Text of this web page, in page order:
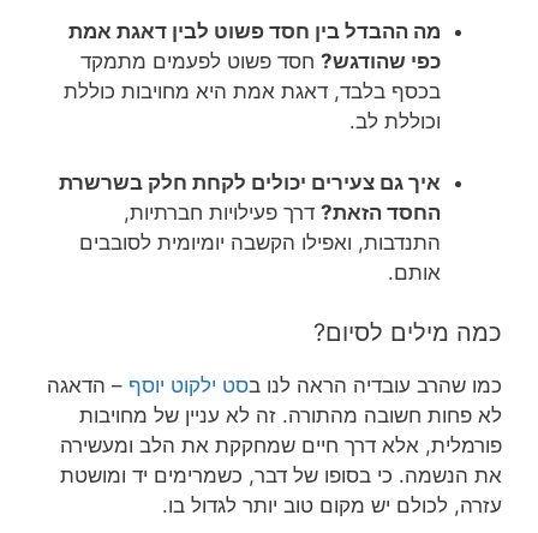
מה ההבדל בין חסד פשוט לבין דאגת אמת
כפי שהודגש? חסד פשוט לפעמים מתמקד
בכסף בלבד, דאגת אמת היא מחויבות כוללת
וכוללת לב.
איך גם צעירים יכולים לקחת חלק בשרשרת
החסד הזאת? דרך פעילויות חברתיות,
התנדבות, ואפילו הקשבה יומיומית לסובבים
אותם.
כמה מילים לסיום?
כמו שהרב עובדיה הראה לנו בסט ילקוט יוסף – הדאגה
לא פחות חשובה מהתורה. זה לא עניין של מחויבות
פורמלית, אלא דרך חיים שמחקקת את הלב ומעשירה
את הנשמה. כי בסופו של דבר, כשמרימים יד ומושטת
עזרה, לכולם יש מקום טוב יותר לגדול בו.